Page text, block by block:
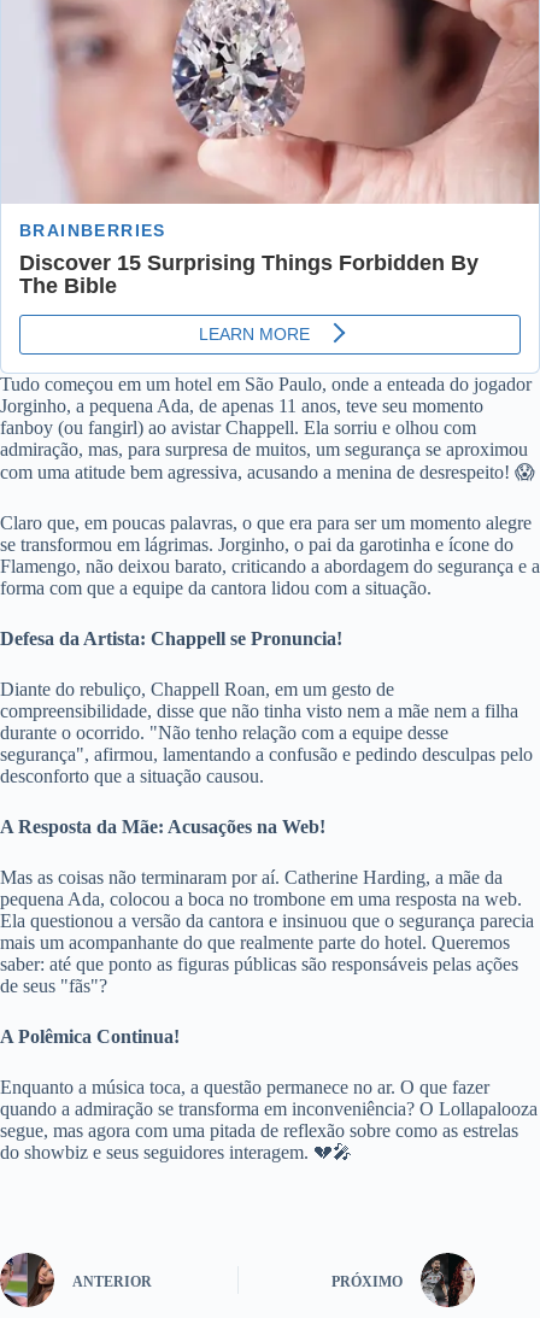
Tudo começou em um hotel em São Paulo, onde a enteada do jogador
Jorginho, a pequena Ada, de apenas 11 anos, teve seu momento
fanboy (ou fangirl) ao avistar Chappell. Ela sorriu e olhou com
admiração, mas, para surpresa de muitos, um segurança se aproximou
com uma atitude bem agressiva, acusando a menina de desrespeito! 😱
Claro que, em poucas palavras, o que era para ser um momento alegre
se transformou em lágrimas. Jorginho, o pai da garotinha e ícone do
Flamengo, não deixou barato, criticando a abordagem do segurança e a
forma com que a equipe da cantora lidou com a situação.
Defesa da Artista: Chappell se Pronuncia!
Diante do rebuliço, Chappell Roan, em um gesto de
compreensibilidade, disse que não tinha visto nem a mãe nem a filha
durante o ocorrido. "Não tenho relação com a equipe desse
segurança", afirmou, lamentando a confusão e pedindo desculpas pelo
desconforto que a situação causou.
A Resposta da Mãe: Acusações na Web!
Mas as coisas não terminaram por aí. Catherine Harding, a mãe da
pequena Ada, colocou a boca no trombone em uma resposta na web.
Ela questionou a versão da cantora e insinuou que o segurança parecia
mais um acompanhante do que realmente parte do hotel. Queremos
saber: até que ponto as figuras públicas são responsáveis pelas ações
de seus "fãs"?
A Polêmica Continua!
Enquanto a música toca, a questão permanece no ar. O que fazer
quando a admiração se transforma em inconveniência? O Lollapalooza
segue, mas agora com uma pitada de reflexão sobre como as estrelas
do showbiz e seus seguidores interagem. 💔🎤
ANTERIOR PRÓXIMO